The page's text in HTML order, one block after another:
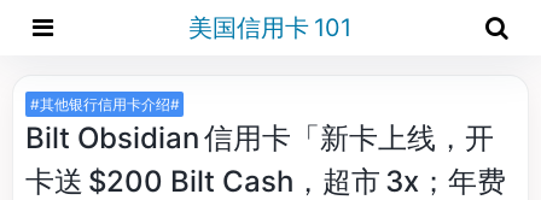
美国信用卡 101
#其他银行信用卡介绍#
Bilt Obsidian 信用卡「新卡上线，开
卡送 $200 Bilt Cash，超市 3x；年费